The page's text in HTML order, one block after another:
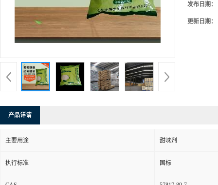
发布日期：
更新日期：
产品详请
主要用途 甜味剂
执行标准 国标